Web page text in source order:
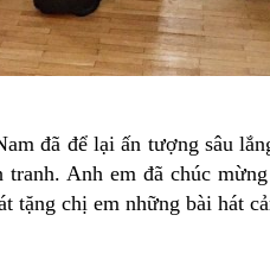
đã để lại ấn tượng sâu
Anh em đã chúc
tặng chị em những bài hát